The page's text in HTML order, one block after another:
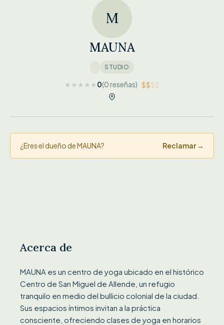
M
MAUNA
STUDIO
★ ★ ★ ★ ★0(0 reseñas) $$$$
¿Eres el dueño de MAUNA? Reclamar →
Acerca de
MAUNA es un centro de yoga ubicado en el histórico
Centro de San Miguel de Allende, un refugio
tranquilo en medio del bullicio colonial de la ciudad.
Sus espacios íntimos invitan a la práctica
consciente, ofreciendo clases de yoga en horarios